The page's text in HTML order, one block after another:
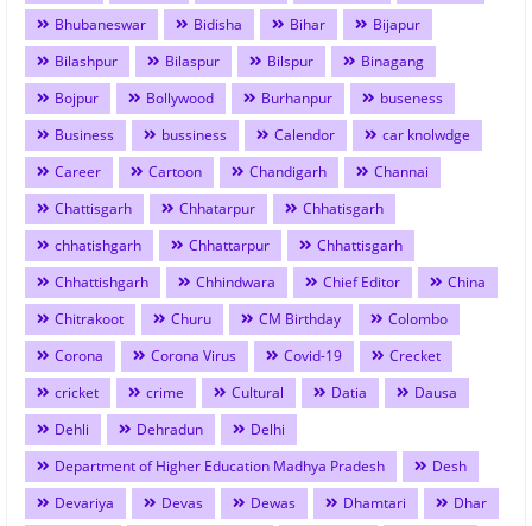
Bhubaneswar
Bidisha Bihar
Bijapur
Bilashpur
Bilaspur Bilspur
Binagang
Bojpur
Bollywood Burhanpur
buseness
Business
bussiness Calendor
car knolwdge
Career
Cartoon Chandigarh
Channai
Chattisgarh
Chhatarpur
Chhatisgarh
chhatishgarh
Chhattarpur
Chhattisgarh
Chhattishgarh
Chhindwara Chief Editor
China
Chitrakoot
Churu CM Birthday
Colombo
Corona
Corona Virus Covid-19
Crecket
cricket
crime Cultural Datia
Dausa
Dehli
Dehradun
Delhi
Department of Higher Education Madhya Pradesh
Desh
Devariya
Devas Dewas Dhamtari
Dhar